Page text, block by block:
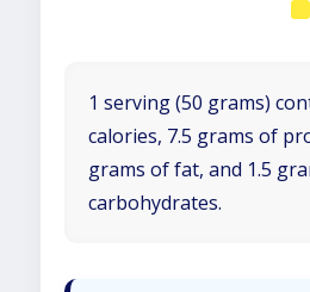
1 serving (50 grams)
calories, 7.5 grams of
grams of fat, and 1.5
carbohydrates.